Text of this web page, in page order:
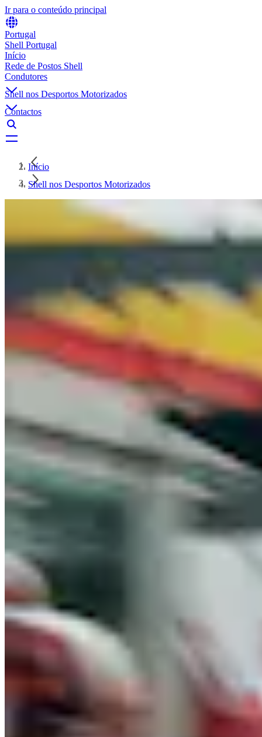
Ir para o conteúdo principal
Portugal
Shell Portugal
Início
Rede de Postos Shell
Condutores
Shell nos Desportos Motorizados
Contactos
Início
Shell nos Desportos Motorizados